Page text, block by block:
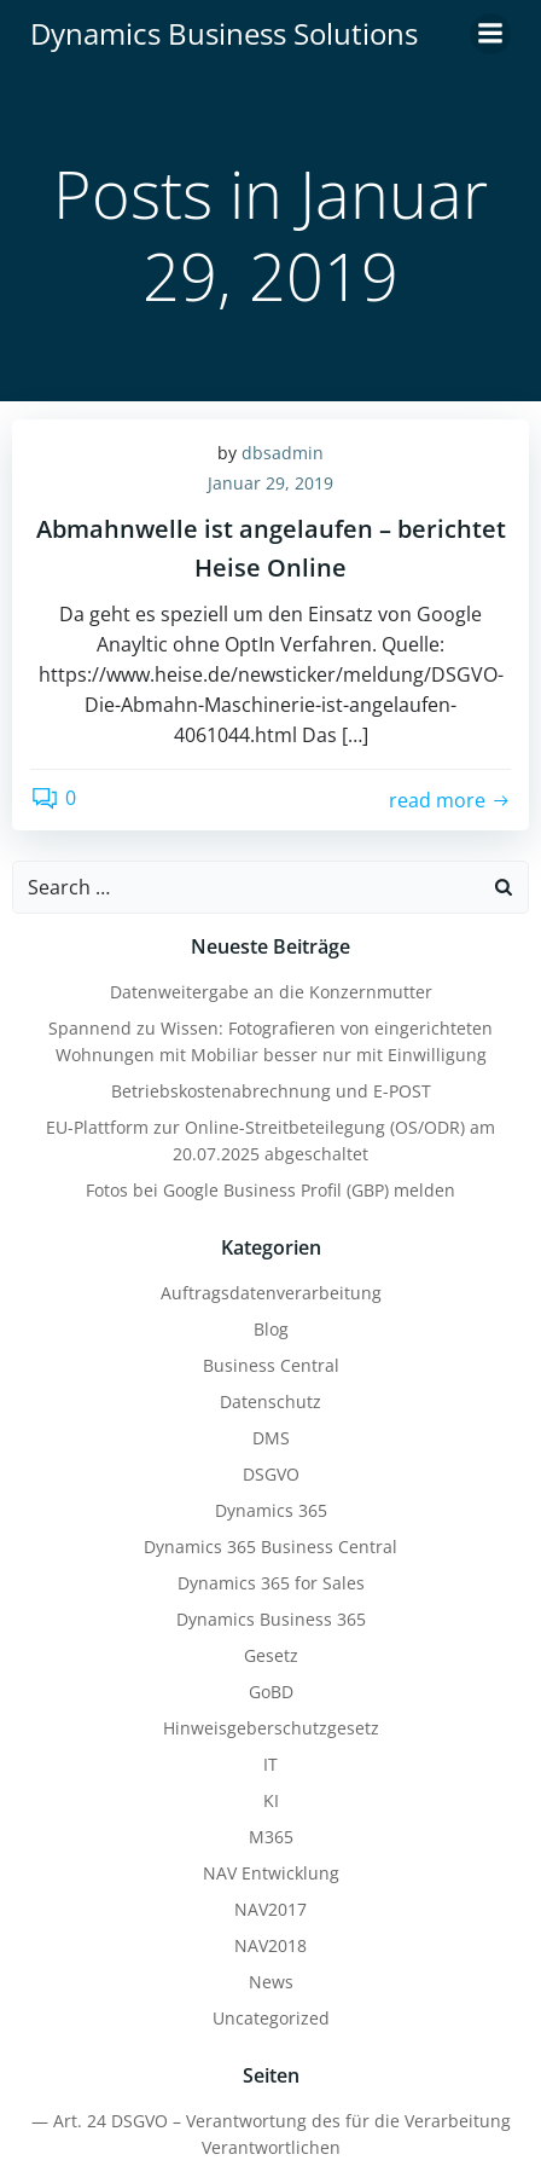
Inhalt
Dynamics Business Solutions
Posts in Januar
29, 2019
by dbsadmin
Januar 29, 2019
Abmahnwelle ist angelaufen – berichtet
Heise Online
Da geht es speziell um den Einsatz von Google
Anayltic ohne OptIn Verfahren. Quelle:
https://www.heise.de/newsticker/meldung/DSGVO-
Die-Abmahn-Maschinerie-ist-angelaufen-
4061044.html Das […]
0 read more
Search
Neueste Beiträge
Datenweitergabe an die Konzernmutter
Spannend zu Wissen: Fotografieren von eingerichteten
Wohnungen mit Mobiliar besser nur mit Einwilligung
Betriebskostenabrechnung und E-POST
EU-Plattform zur Online-Streitbeteilegung (OS/ODR) am
20.07.2025 abgeschaltet
Fotos bei Google Business Profil (GBP) melden
Kategorien
Auftragsdatenverarbeitung
Blog
Business Central
Datenschutz
DMS
DSGVO
Dynamics 365
Dynamics 365 Business Central
Dynamics 365 for Sales
Dynamics Business 365
Gesetz
GoBD
Hinweisgeberschutzgesetz
IT
KI
M365
NAV Entwicklung
NAV2017
NAV2018
News
Uncategorized
Seiten
— Art. 24 DSGVO – Verantwortung des für die Verarbeitung
Verantwortlichen